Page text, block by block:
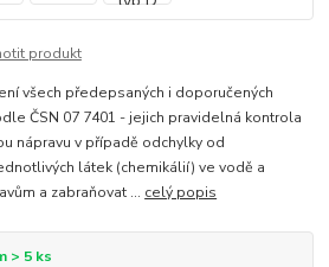
produkt
všech předepsaných i doporučených
ČSN 07 7401 - jejich pravidelná kontrola
nápravu v případě odchylky od
látek (chemikálií) ve vodě a
a zabraňovat ... celý popis
> 5 ks